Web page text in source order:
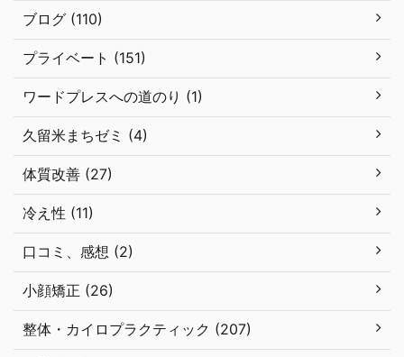
ブログ (110)
プライベート (151)
ワードプレスへの道のり (1)
久留米まちゼミ (4)
体質改善 (27)
冷え性 (11)
口コミ、感想 (2)
小顔矯正 (26)
整体・カイロプラクティック (207)